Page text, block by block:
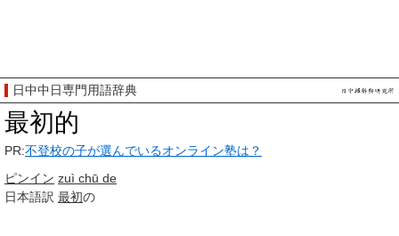
日中中日専門用語辞典
最初的
PR:不登校の子が選んでいるオンライン塾は？
ピンイン zuì chū de
日本語訳 最初の